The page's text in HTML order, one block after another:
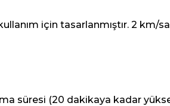
için tasarlanmıştır. 2 km/
süresi (20 dakikaya kadar